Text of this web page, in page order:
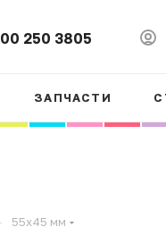
250 3805
ЗАПЧАСТИ
55х45 мм